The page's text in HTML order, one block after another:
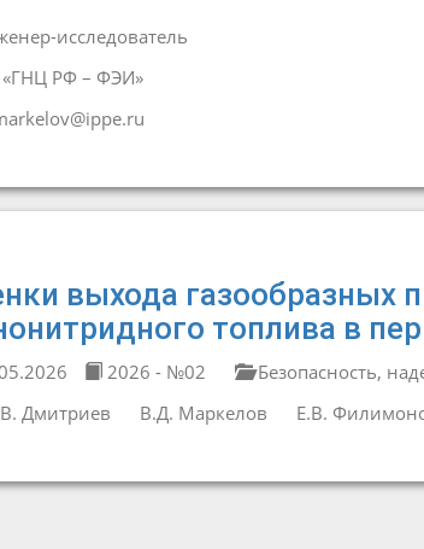
исследователь
РФ – ФЭИ»
выхода газообразных
топлива в
2026 - №02
Безопасность,
Дмитриев
В.Д. Маркелов Е.В.